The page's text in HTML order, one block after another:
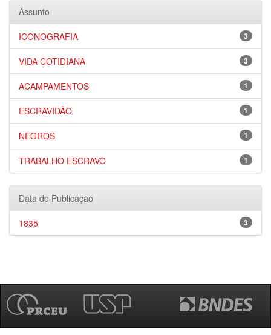
Assunto
3
ICONOGRAFIA
3
VIDA COTIDIANA
1
ACAMPAMENTOS
1
ESCRAVIDÃO
1
NEGROS
1
TRABALHO ESCRAVO
Data de Publicação
3
1835